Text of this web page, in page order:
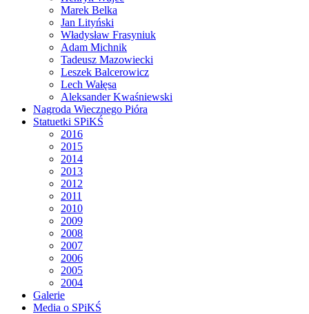
Marek Belka
Jan Lityński
Władysław Frasyniuk
Adam Michnik
Tadeusz Mazowiecki
Leszek Balcerowicz
Lech Wałęsa
Aleksander Kwaśniewski
Nagroda Wiecznego Pióra
Statuetki SPiKŚ
2016
2015
2014
2013
2012
2011
2010
2009
2008
2007
2006
2005
2004
Galerie
Media o SPiKŚ